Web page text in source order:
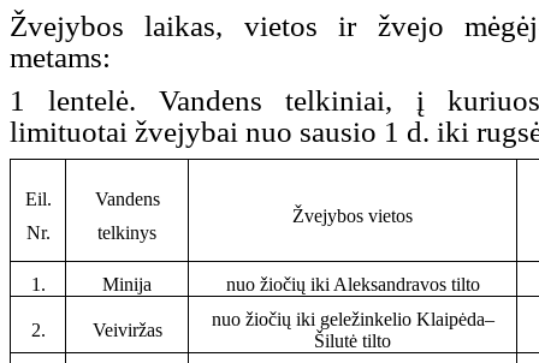
Žvejybos laikas, vietos ir žvejo
metams:
1 lentelė. Vandens telkiniai, į
limituotai žvejybai nuo sausio 1 d. iki
Eil.
Nr.
Vandens
telkinys
Žvejybos vietos
1. Minija nuo žiočių iki Aleksandravos tilto
2. Veiviržas
nuo žiočių iki geležinkelio Klaipėda–
Šilutė tilto